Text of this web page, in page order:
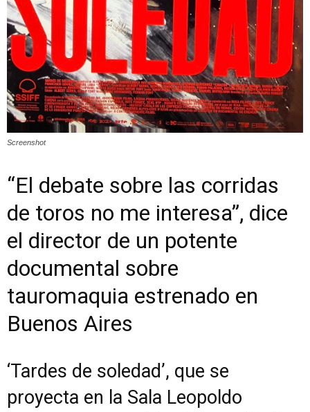
Screenshot
“El debate sobre las corridas
de toros no me interesa”, dice
el director de un potente
documental sobre
tauromaquia estrenado en
Buenos Aires
‘Tardes de soledad’, que se
proyecta en la Sala Leopoldo